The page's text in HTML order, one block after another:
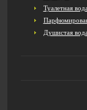
Туалетная вода
Душистая вода